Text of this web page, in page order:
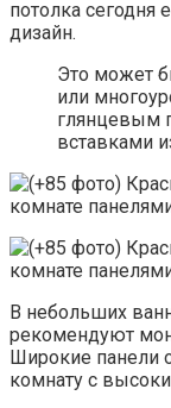
потолка сегодня
дизайн.
Это может
или
глянцевым
вставками
В небольших
рекомендуют
Широкие панели
комнату с